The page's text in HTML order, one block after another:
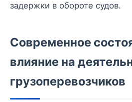
задержки в обороте судов.
Современное
влияние на
грузоперевозчиков